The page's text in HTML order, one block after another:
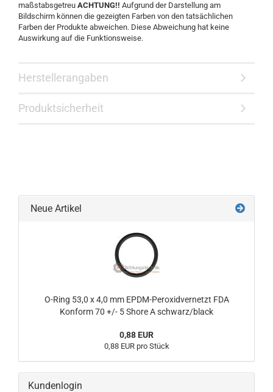
maßstabsgetreu ACHTUNG!! Aufgrund der Darstellung am
Bildschirm können die gezeigten Farben von den tatsächlichen
Farben der Produkte abweichen. Diese Abweichung hat keine
Auswirkung auf die Funktionsweise.
Herstellerangaben
Produktsicherheit
Neue Artikel
O-Ring 53,0 x 4,0 mm EPDM-Peroxidvernetzt FDA
Konform 70 +/- 5 Shore A schwarz/black
0,88 EUR
0,88 EUR pro Stück
Kundenlogin